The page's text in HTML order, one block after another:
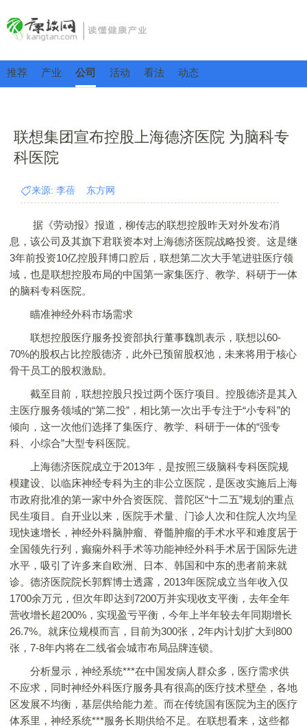
推荐 产业 公司 活动 看法 动态
联想集团宣布控股上海德济医院 为脑科专
科医院
来源: 李蓓 东方网
据《劳动报》报道，柳传志的联想控股昨天对外发布消
息，该公司及其旗下君联资本对上海德济医院战略投资。这是继
3年前投资10亿控股拜博口腔后，联想第二次大手笔进驻医疗领
域，也是联想控股布局的中国第一家集医疗、教学、科研于一体
的脑科专科医院。
瞄准神经外科市场需求
联想控股医疗服务投资部执行董事魏凯表示，联想以60-
70%的股权占比控股德济，此外已预留股权池，未来将用于核心
骨干员工的股权激励。
截至目前，联想控股只投过两个医疗项目。控股德济是其入
主医疗服务领域的“第二投”，相比第一次出手专注于“小专科”的
倾向，这一次他们选择了集医疗、教学、科研于一体的“强专
科、小综合”大型专科医院。
上海德济医院成立于2013年，是按照三级脑科专科医院规
模建设、以临床神经专科为主的非公立医院，是医改实施后上海
市政府批准的第一家中外合资医院、普陀区“十二五”规划的重点
民生项目。自开业以来，医院手术量、门诊人次和住院人次均呈
现快速增长，神经外科脑肿瘤、脊髓肿瘤的手术水平和难度居于
全国领先行列，癫痫外科手术等功能神经外科手术居于国际先进
水平，吸引了许多来自欧洲、日本、韩国和中东的患者前来就
诊。德济医院院长郭辉博士透露，2013年医院成立当年收入仅
1700余万元，但次年即达到7200万并实现收支平衡，去年全年
营收增长超200%，实现盈亏平衡，今年上半年较去年同期增长
26.7%。就床位规模而言，目前为300张，2年内计划扩大到800
张，7-8年内将在二线省会城市布局品牌连锁。
分析显示，神经系统***在中国发病人群众多，医疗需求供
不应求，同时神经外科医疗服务具有很高的医疗技术壁垒，各地
区发展不均衡，基层供给能力差。而在传统国有医院为主的医疗
体系里，神经系统***服务长期供给不足。在联想看来，这些都